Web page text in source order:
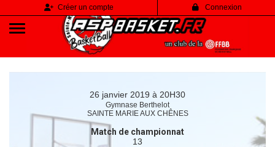
Créer un compte Connexion
26 janvier 2019 à 20H30
Gymnase Berthelot
SAINTE MARIE AUX CHÊNES
Match de championnat
13
Panneau de gestion des cookies